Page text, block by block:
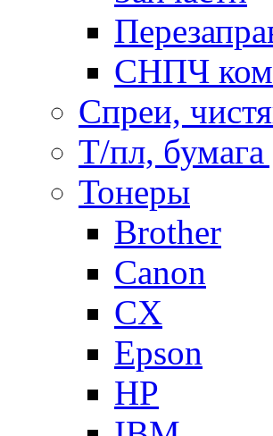
СНПЧ
Спреи,
Т/пл, бумага
Тонеры
Brother
Canon
CX
Epson
HP